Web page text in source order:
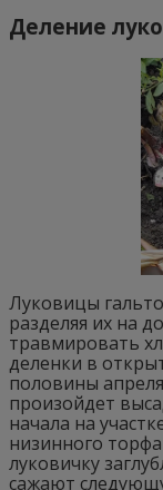
Деление
Луковицы
разделяя их на
травмировать
деленки в
половины
произойдет
начала на
низинного
луковичку
сажают